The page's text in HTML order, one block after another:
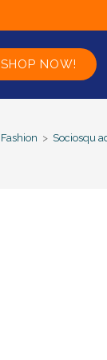
SHOP NOW!
Fashion > Sociosqu